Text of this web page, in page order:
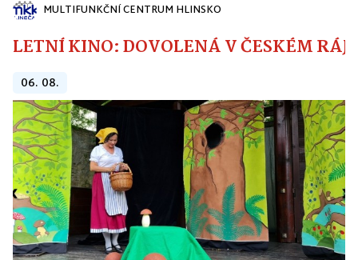
MULTIFUNKČNÍ CENTRUM HLINSKO
LETNÍ KINO: DOVOLENÁ V ČESKÉM RÁJI
06. 08.